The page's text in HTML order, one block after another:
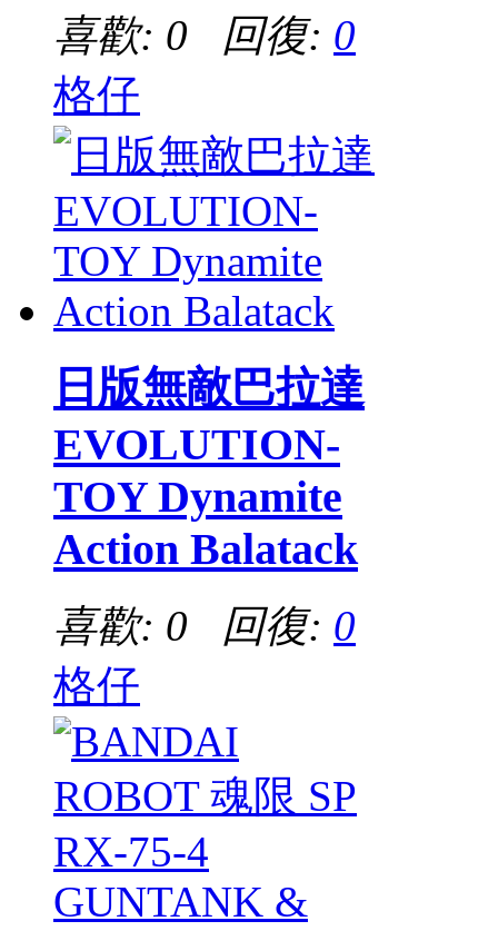
喜歡: 0 回復: 0
格仔
日版無敵巴拉達
EVOLUTION-
TOY Dynamite
Action Balatack
喜歡: 0 回復: 0
格仔